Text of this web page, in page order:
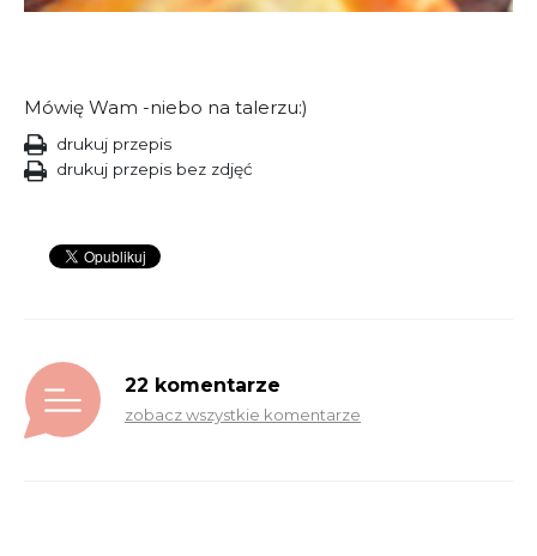
Mówię Wam -niebo na talerzu:)
drukuj przepis
drukuj przepis bez zdjęć
22 komentarze
zobacz wszystkie komentarze